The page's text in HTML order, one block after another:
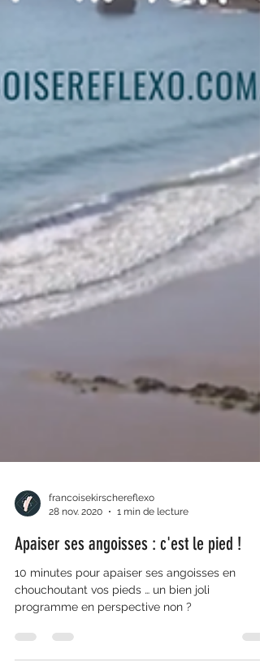
28 nov. 2020
1 min de lecture
Apaiser ses angoisses : c'est le pied !
10 minutes pour apaiser ses angoisses en
programme en perspective non ?